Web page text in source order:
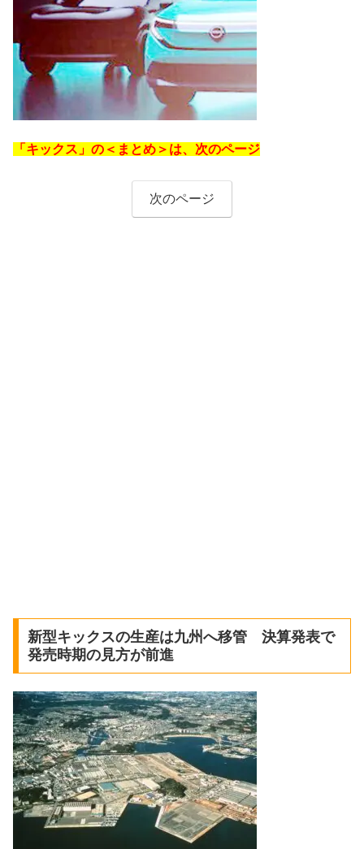
「キックス」の＜まとめ＞は、次のページ
次のページ
新型キックスの生産は九州へ移管 決算発表で
発売時期の見方が前進